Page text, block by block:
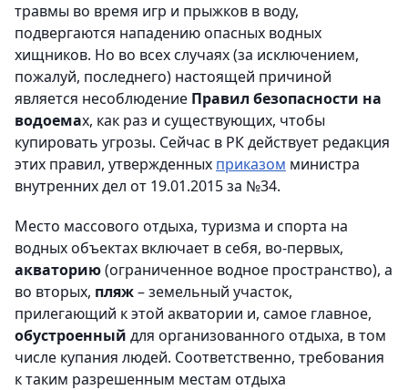
травмы во время игр и прыжков в воду,
подвергаются нападению опасных водных
хищников. Но во всех случаях (за исключением,
пожалуй, последнего) настоящей причиной
является несоблюдение Правил безопасности на
водоемах, как раз и существующих, чтобы
купировать угрозы. Сейчас в РК действует редакция
этих правил, утвержденных приказом министра
внутренних дел от 19.01.2015 за №34.
Место массового отдыха, туризма и спорта на
водных объектах включает в себя, во-первых,
акваторию(ограниченное водное пространство), а
во вторых, пляж– земельный участок,
прилегающий к этой акватории и, самое главное,
обустроенный для организованного отдыха, в том
числе купания людей. Соответственно, требования
к таким разрешенным местам отдыха